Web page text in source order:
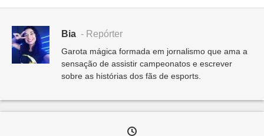
Bia - Repórter
Garota mágica formada em jornalismo que ama a
sensação de assistir campeonatos e escrever
sobre as histórias dos fãs de esports.